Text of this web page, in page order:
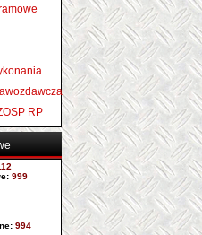
RP
999
994